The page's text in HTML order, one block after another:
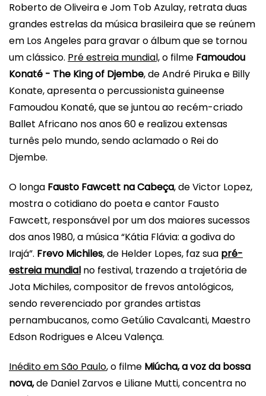
Roberto de Oliveira e Jom Tob Azulay, retrata duas
grandes estrelas da música brasileira que se reúnem
em Los Angeles para gravar o álbum que se tornou
um clássico. Pré estreia mundial,o filme Famoudou
Konaté - The King of Djembe, de André Piruka e Billy
Konate, apresenta o percussionista guineense
Famoudou Konaté, que se juntou ao recém-criado
Ballet Africano nos anos 60 e realizou extensas
turnês pelo mundo, sendo aclamado o Rei do
Djembe.
O longa Fausto Fawcett na Cabeça, de Victor Lopez,
mostra o cotidiano do poeta e cantor Fausto
Fawcett, responsável por um dos maiores sucessos
dos anos 1980, a música “Kátia Flávia: a godiva do
Irajá”. Frevo Michiles, de Helder Lopes, faz sua pré-
estreia mundial no festival, trazendo a trajetória de
Jota Michiles, compositor de frevos antológicos,
sendo reverenciado por grandes artistas
pernambucanos, como Getúlio Cavalcanti, Maestro
Edson Rodrigues e Alceu Valença.
Inédito em São Paulo, o filme Miúcha, a voz da bossa
nova,de Daniel Zarvos e Liliane Mutti, concentra no